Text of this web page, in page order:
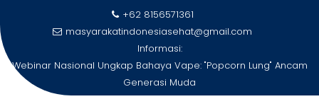
to
content
+62 8156571361
masyarakatindonesiasehat@gmail.com
Informasi:
Webinar Nasional Ungkap Bahaya Vape: "Popcorn Lung" Ancam
Generasi Muda